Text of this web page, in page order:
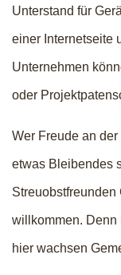
Unterstand für
einer Internetseite
Unternehmen
oder
Wer Freude an
etwas Bleibendes
willkommen. Denn
hier wachsen